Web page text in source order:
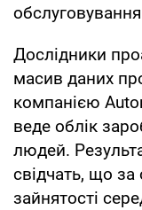
обслуговування
Дослідники
масив даних
компанією
веде облік
людей.
свідчать, що за
зайнятості